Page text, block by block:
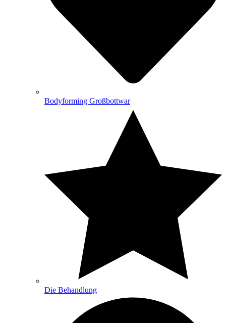
Bodyforming Großbottwar
Die Behandlung